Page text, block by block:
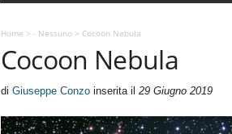
m
A
r
Home > - Nessuno> Cocoon Nebula
Cocoon Nebula
di Giuseppe Conzoinserita il 29 Giugno 2019